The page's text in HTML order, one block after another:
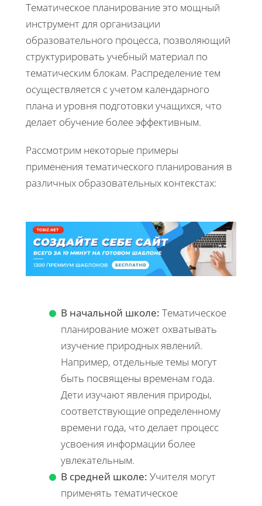
Тематическое планирование это мощный
инструмент для организации
образовательного процесса, позволяющий
структурировать учебный материал по
тематическим блокам. Распределение тем
осуществляется с учетом календарного
плана и уровня подготовки учащихся, что
делает обучение более эффективным.
Рассмотрим некоторые примеры
применения тематического планирования в
различных образовательных контекстах:
В начальной школе: Тематическое
планирование может охватывать
изучение природных явлений.
Например, отдельные темы могут
быть посвящены временам года.
Дети изучают явления природы,
соответствующие определенному
времени года, что делает процесс
усвоения информации более
увлекательным.
В средней школе: Учителя могут
применять тематическое